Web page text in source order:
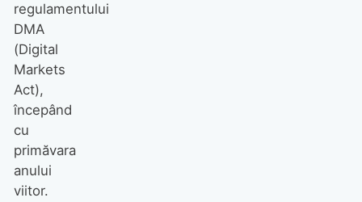
regulamentului
DMA
(Digital
Markets
Act),
începând
cu
primăvara
anului
viitor.